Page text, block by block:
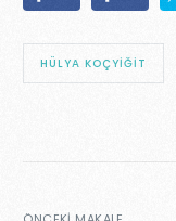
HÜLYA KOÇYIĞIT